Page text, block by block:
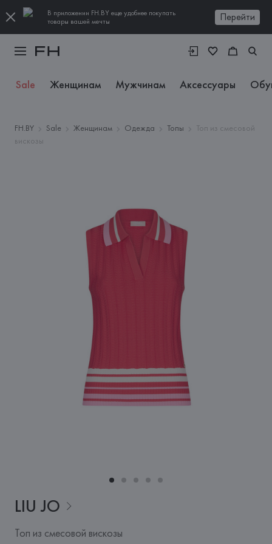
В приложении FH.BY еще удобнее покупать
товары вашей мечты
Перейти
Sale Женщинам Мужчинам Аксессуары
FH.BY Sale Женщинам Одежда Топы
Топ из смесовой
вискозы
LIU JO
Топ из смесовой вискозы